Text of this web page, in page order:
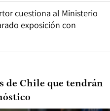
cuestiona al Ministerio
exposición con
de Chile que tendrán